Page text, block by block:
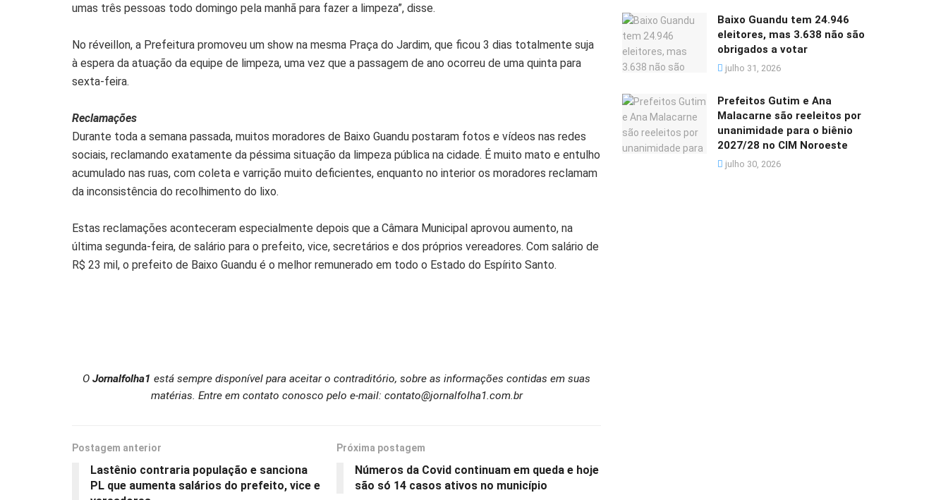
umas três pessoas todo domingo pela manhã para fazer a limpeza”, disse.
No réveillon, a Prefeitura promoveu um show na mesma Praça do Jardim, que ficou 3 dias totalmente suja
à espera da atuação da equipe de limpeza, uma vez que a passagem de ano ocorreu de uma quinta para
sexta-feira.
Reclamações
Durante toda a semana passada, muitos moradores de Baixo Guandu postaram fotos e vídeos nas redes
sociais, reclamando exatamente da péssima situação da limpeza pública na cidade. É muito mato e entulho
acumulado nas ruas, com coleta e varrição muito deficientes, enquanto no interior os moradores reclamam
da inconsistência do recolhimento do lixo.
Estas reclamações aconteceram especialmente depois que a Câmara Municipal aprovou aumento, na
última segunda-feira, de salário para o prefeito, vice, secretários e dos próprios vereadores. Com salário de
R$ 23 mil, o prefeito de Baixo Guandu é o melhor remunerado em todo o Estado do Espírito Santo.
O Jornalfolha1 está sempre disponível para aceitar o contraditório, sobre as informações contidas em suas
matérias. Entre em contato conosco pelo e-mail: contato@jornalfolha1.com.br
Postagem anterior
Lastênio contraria população e sanciona
PL que aumenta salários do prefeito, vice e
Próxima postagem
Números da Covid continuam em queda e hoje
são só 14 casos ativos no município
Baixo Guandu tem 24.946
eleitores, mas 3.638 não são
obrigados a votar
julho 31, 2026
Prefeitos Gutim e Ana
Malacarne são reeleitos por
unanimidade para o biênio
2027/28 no CIM Noroeste
julho 30, 2026